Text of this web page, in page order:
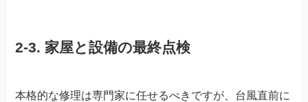
2-3. 家屋と設備の最終点検
本格的な修理は専門家に任せるべきですが、台風直前に